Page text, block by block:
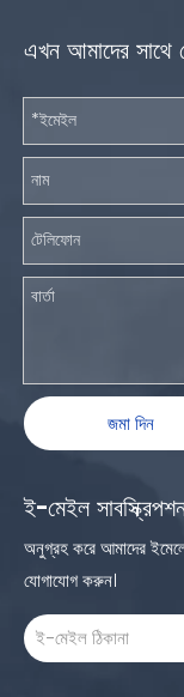
এখন আমাদের
জমা দিন
ই-মেইল
অনুগ্রহ করে আমাদের
যোগাযোগ করুন।